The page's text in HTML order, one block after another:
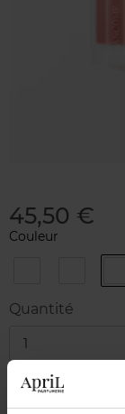
45,50 €
Couleur
-
Quantité
1
Livraison